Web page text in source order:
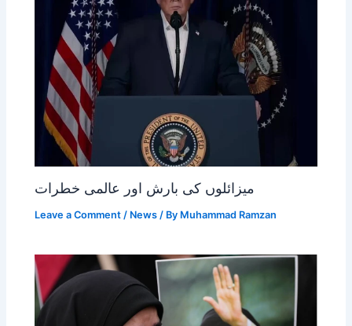
میزائلوں کی بارش اور عالمی خطرات
Leave a Comment / News / By Muhammad Ramzan